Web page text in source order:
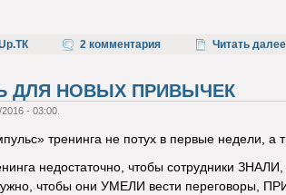
2 комментария Читать далее
ДЛЯ НОВЫХ ПРИВЫЧЕК
- 03:00.
тренинга не потух в первые недели,
недостаточно, чтобы сотрудники
чтобы они УМЕЛИ вести переговоры,